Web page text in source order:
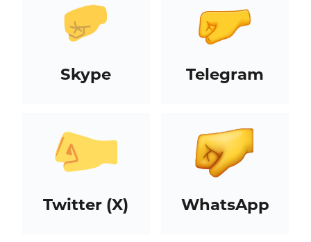
Skype Telegram
Twitter (X) WhatsApp